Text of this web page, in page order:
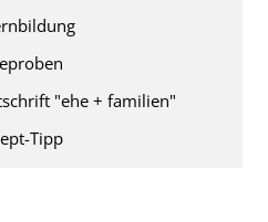
"ehe + familien"
Tipp